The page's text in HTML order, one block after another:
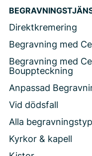
Direktkremering
Begravning med
Begravning med
Bouppteckning
Anpassad
Vid dödsfall
Alla
Kyrkor & kapell